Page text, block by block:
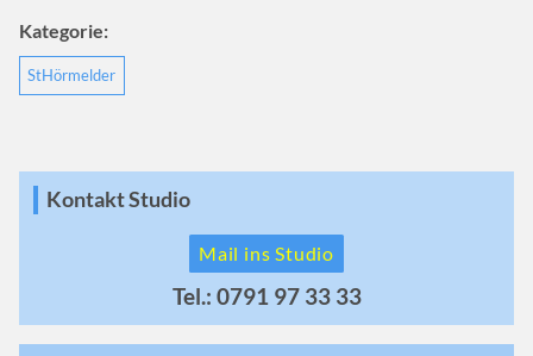
Kategorie:
StHörmelder
Kontakt Studio
Mail ins Studio
Tel.: 0791 97 33 33